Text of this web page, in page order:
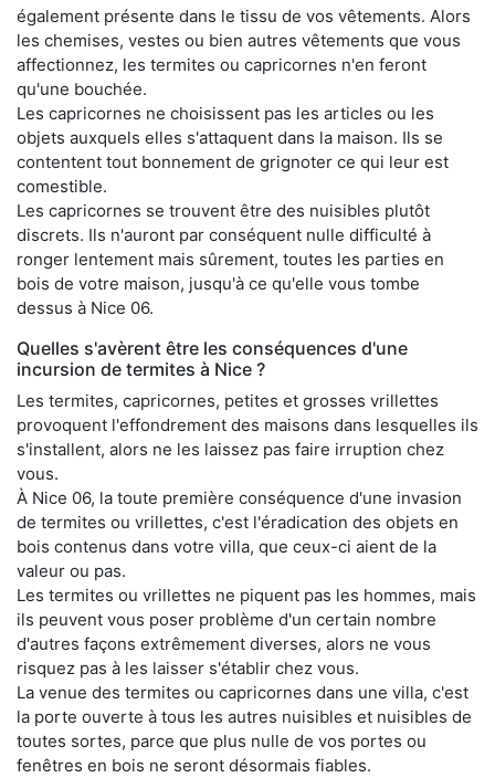
également présente dans le tissu de vos vêtements. Alors
les chemises, vestes ou bien autres vêtements que vous
affectionnez, les termites ou capricornes n'en feront
qu'une bouchée.
Les capricornes ne choisissent pas les articles ou les
objets auxquels elles s'attaquent dans la maison. Ils se
contentent tout bonnement de grignoter ce qui leur est
comestible.
Les capricornes se trouvent être des nuisibles plutôt
discrets. Ils n'auront par conséquent nulle difficulté à
ronger lentement mais sûrement, toutes les parties en
bois de votre maison, jusqu'à ce qu'elle vous tombe
dessus à Nice 06.
Quelles s'avèrent être les conséquences d'une
incursion de termites à Nice ?
Les termites, capricornes, petites et grosses vrillettes
provoquent l'effondrement des maisons dans lesquelles ils
s'installent, alors ne les laissez pas faire irruption chez
vous.
À Nice 06, la toute première conséquence d'une invasion
de termites ou vrillettes, c'est l'éradication des objets en
bois contenus dans votre villa, que ceux-ci aient de la
valeur ou pas.
Les termites ou vrillettes ne piquent pas les hommes, mais
ils peuvent vous poser problème d'un certain nombre
d'autres façons extrêmement diverses, alors ne vous
risquez pas à les laisser s'établir chez vous.
La venue des termites ou capricornes dans une villa, c'est
la porte ouverte à tous les autres nuisibles et nuisibles de
toutes sortes, parce que plus nulle de vos portes ou
fenêtres en bois ne seront désormais fiables.